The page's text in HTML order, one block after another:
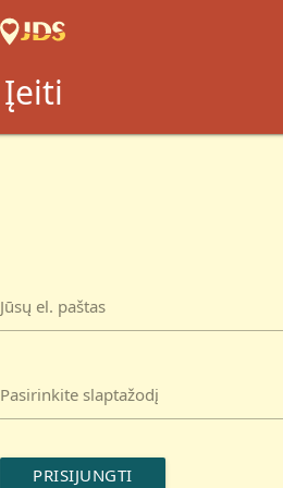
Įeiti
Jūsų el. paštas
Pasirinkite slaptažodį
PRISIJUNGTI